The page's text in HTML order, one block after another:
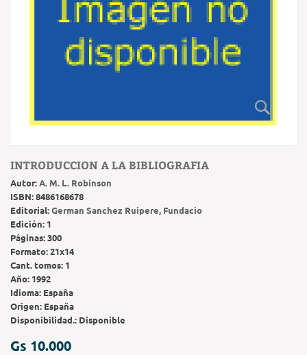
INTRODUCCION A LA BIBLIOGRAFIA
Autor:A. M. L. Robinson
ISBN:8486168678
Editorial:German Sanchez Ruipere, Fundacio
Edición: 1
Páginas:300
Formato:21x14
Cant. tomos: 1
Año: 1992
Idioma: España
Origen: España
Disponibilidad.: Disponible
Gs 10.000